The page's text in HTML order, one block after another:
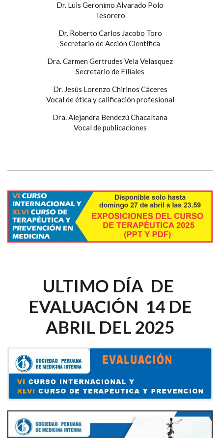
Dr. Luis Geronimo Alvarado Polo
Tesorero
Dr. Roberto Carlos Jacobo Toro
Secretario de Acción Científica
Dra. Carmen Gertrudes Vela Velasquez
Secretario de Filiales
Dr. Jesús Lorenzo Chirinos Cáceres
Vocal de ética y calificación profesional
Dra. Alejandra Bendezú Chacaltana
Vocal de publicaciones
ULTIMO DÍA DE
EVALUACIÓN 14 DE
ABRIL DEL 2025